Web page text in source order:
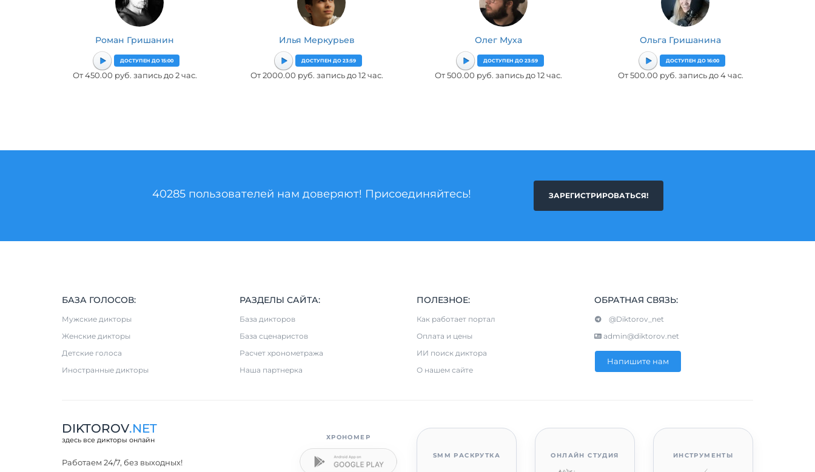
Роман Гришанин
ДОСТУПЕН ДО 15:00
От 450.00 руб. запись до 2 час.
Илья Меркурьев
ДОСТУПЕН ДО 23:59
От 2000.00 руб. запись до 12 час.
Олег Муха
ДОСТУПЕН ДО 23:59
От 500.00 руб. запись до 12 час.
Ольга Гришанина
ДОСТУПЕН ДО 16:00
От 500.00 руб. запись до 4 час.
40285 пользователей нам доверяют! Присоединяйтесь! ЗАРЕГИСТРИРОВАТЬСЯ!
БАЗА ГОЛОСОВ:
Мужские дикторы
Женские дикторы
Детские голоса
Иностранные дикторы
РАЗДЕЛЫ САЙТА:
База дикторов
База сценаристов
Расчет хронометража
Наша партнерка
ПОЛЕЗНОЕ:
Как работает портал
Оплата и цены
ИИ поиск диктора
О нашем сайте
ОБРАТНАЯ СВЯЗЬ:
@Diktorov_net
admin@diktorov.net
Напишите нам
DIKTOROV.NET
здесь все дикторы онлайн
Работаем 24/7, без выходных!
ХРОНОМЕР
SMM РАСКРУТКА ОНЛАЙН СТУДИЯ ИНСТРУМЕНТЫ